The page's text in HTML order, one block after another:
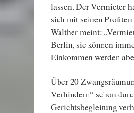
lassen. Der Vermieter
sich mit seinen
Walther meint:
Berlin, sie können
Einkommen werden
Über 20
Verhindern“ schon
Gerichtsbegleitung